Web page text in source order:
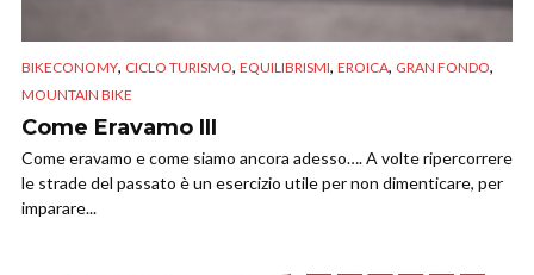
BIKECONOMY, CICLO TURISMO, EQUILIBRISMI, EROICA, GRAN FONDO,
MOUNTAIN BIKE
Come Eravamo III
Come eravamo e come siamo ancora adesso…. A volte ripercorrere
le strade del passato è un esercizio utile per non dimenticare, per
imparare...